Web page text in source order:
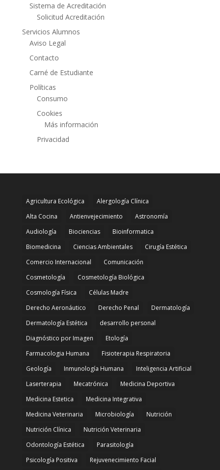
Sistema de Acreditación
Solicitud Acreditación
Servicios Alumnos
Aviso Legal
Contacto
Carné de Estudiante
Políticas
Consumo
Cookies
Más información
Privacidad
Agricultura Ecológica
Alergología Clínica
Alta Cocina
Antienvejecimiento
Astronomía
Audiología
Biociencias
Bioinformatica
Biomedicina
Ciencias Ambientales
Cirugía Estética
Comercio Internacional
Comunicación
Cosmetología
Cosmetología Biológica
Cosmología Física
Células Madre
Derecho Aeronáutico
Derecho Penal
Dermatología
Dermatología Estética
desarrollo personal
Diagnóstico por Imagen
Etología
Farmacologia Humana
Fisioterapia Respiratoria
Geología
Inmunología Humana
Inteligencia Artificial
Laserterapia
Mecatrónica
Medicina Deportiva
Medicina Estetica
Medicina Integrativa
Medicina Veterinaria
Microbiología
Nutrición
Nutrición Clínica
Nutrición Veterinaria
Odontología Estética
Parasitología
Psicología Positiva
Rejuvenecimiento Facial